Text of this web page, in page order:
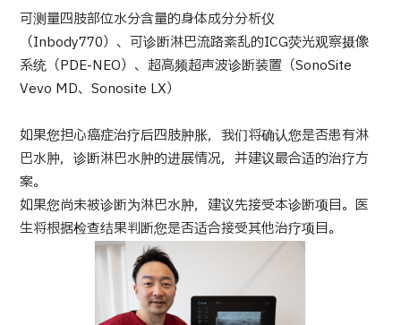
TOP
关于JMHC
面向国际患者
可测量四肢部位水分含量的身体成分分析仪
（Inbody770）、可诊断淋巴流路紊乱的ICG荧光观察摄像
系统（PDE-NEO）、超高频超声波诊断装置（SonoSite
Vevo MD、Sonosite LX）
如果您担心癌症治疗后四肢肿胀，我们将确认您是否患有淋
巴水肿，诊断淋巴水肿的进展情况，并建议最合适的治疗方
案。
如果您尚未被诊断为淋巴水肿，建议先接受本诊断项目。医
生将根据检查结果判断您是否适合接受其他治疗项目。